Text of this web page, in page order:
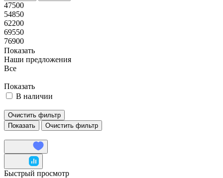
47500
54850
62200
69550
76900
Показать
Наши предложения
Все
Показать
В наличии
Очистить фильтр
Очистить фильтр
Быстрый просмотр